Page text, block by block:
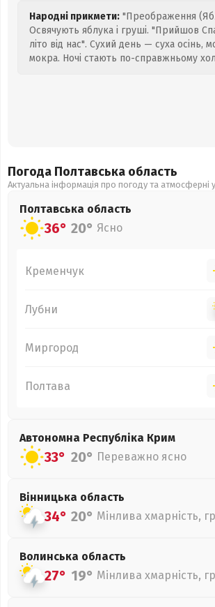
Народні прикмети: "Преображення
Освячують яблука і груші. "Прийшов
літо від нас". Сухий день — суха осінь,
мокра. Ночі стають по-справжньому
Погода Полтавська область
Актуальна інформація про погоду та атмосферні
Полтавська область
36° 20° Ясно
Кременчук
Лубни
Миргород
Полтава
Автономна Республіка Крим
33° 20° Переважно ясно
Вінницька область
34° 20° Мінлива хмарність,
Волинська область
27° 19° Мінлива хмарність,